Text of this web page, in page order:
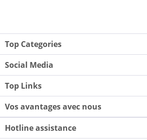
Top Categories
Social Media
Top Links
Vos avantages avec nous
Hotline assistance